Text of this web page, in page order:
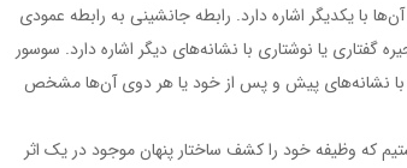
با یکدیگر اشاره دارد. رابطه جانشینی به رابطه عمودی
یا نوشتاری با نشانه‌های دیگر اشاره دارد. سوسور
با نشانه‌های پیش و پس از خود یا هر دوی آن‌ها مشخص
که وظیفه خود را کشف ساختار پنهان موجود در یک اثر